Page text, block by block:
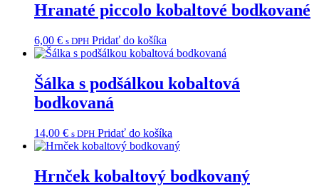
Hranaté piccolo kobaltové bodkované
6,00 € s DPH Pridať do košíka
Šálka s podšálkou kobaltová
bodkovaná
14,00 € s DPH Pridať do košíka
Hrnček kobaltový bodkovaný